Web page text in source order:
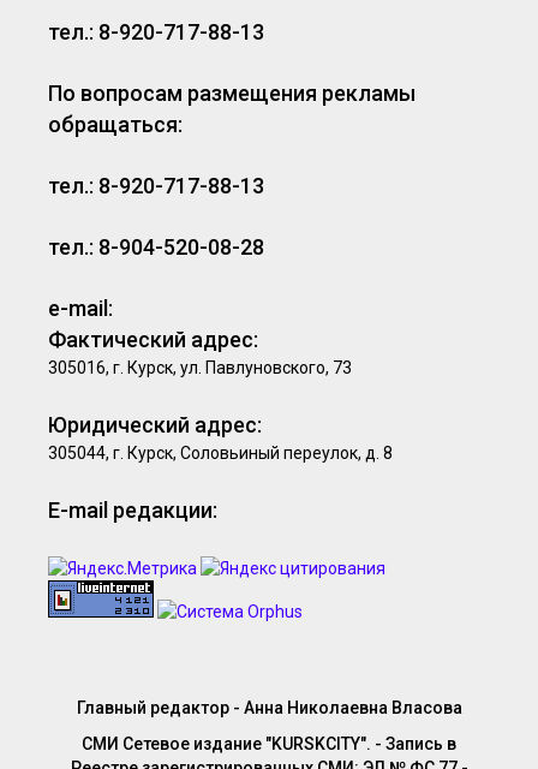
тел.: 8-920-717-88-13
По вопросам размещения рекламы
обращаться:
тел.: 8-920-717-88-13
тел.: 8-904-520-08-28
e-mail:
Фактический адрес:
305016, г. Курск, ул. Павлуновского, 73
Юридический адрес:
305044, г. Курск, Соловьиный переулок, д. 8
E-mail редакции:
Главный редактор - Анна Николаевна Власова
СМИ Сетевое издание "KURSKCITY". - Запись в